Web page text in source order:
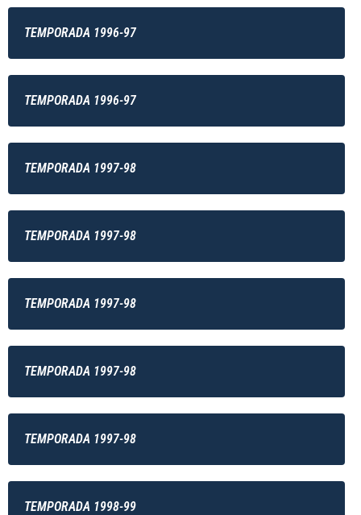
TEMPORADA 1996-97
TEMPORADA 1996-97
TEMPORADA 1997-98
TEMPORADA 1997-98
TEMPORADA 1997-98
TEMPORADA 1997-98
TEMPORADA 1997-98
TEMPORADA 1998-99